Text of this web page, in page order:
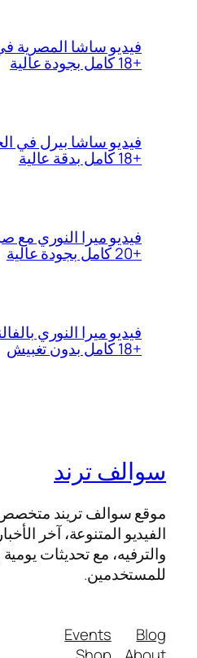
فيديو ساشا المصرية
+18 كامل بجودة عالية
فيديو ساشا بيرل في
+18 كامل بدقة عالية
فيديو ميرا النوري مع
+20 كامل بجودة عالية
فيديو ميرا النوري
+18 كامل بدون تغبيش
سوالف ترند
موقع سوالف تريند
الفيديو المتنوعة، آخر
والترفيه، مع تحديثات
للمستخدمين.
Blog
Events